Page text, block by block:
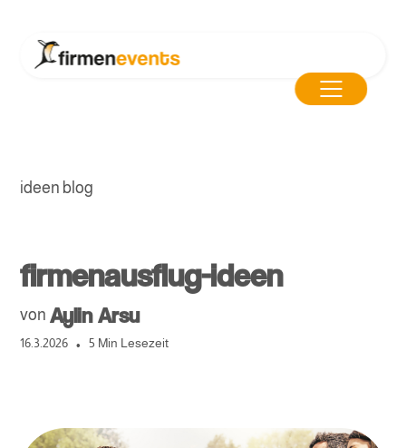
ideen blog
firmenausflug-ideen
von Aylin Arsu
16.3.2026 • 5 Min Lesezeit